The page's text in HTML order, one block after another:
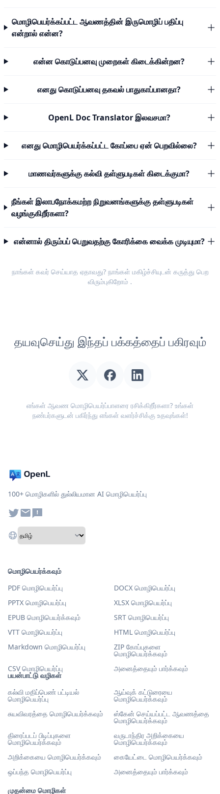
மொழிபெயர்க்கப்பட்ட ஆவணத்தின் இருமொழிப் பதிப்பு
என்றால் என்ன?
என்ன கொடுப்பனவு முறைகள் கிடைக்கின்றன?
எனது கொடுப்பனவு தகவல் பாதுகாப்பானதா?
OpenL Doc Translator இலவசமா?
எனது மொழிபெயர்க்கப்பட்ட கோப்பை ஏன் பெறவில்லை?
மாணவர்களுக்கு கல்வி தள்ளுபடிகள் கிடைக்குமா?
நீங்கள் இலாபநோக்கமற்ற நிறுவனங்களுக்கு தள்ளுபடிகள்
வழங்குகிறீர்களா?
என்னால் திரும்பப் பெறுவதற்கு கோரிக்கை வைக்க முடியுமா?
நாங்கள் கவர் செய்யாத ஏதாவது? நாங்கள் மகிழ்ச்சியுடன் கருத்து பெற
விரும்புகிறோம் .
தயவுசெய்து இந்தப் பக்கத்தைப் பகிரவும்
எங்கள் ஆவண மொழிபெயர்ப்பாளரை ரசிக்கிறீர்களா? உங்கள்
நண்பர்களுடன் பகிர்ந்து எங்கள் வளர்ச்சிக்கு உதவுங்கள்!
100+ மொழிகளில் துல்லியமான AI மொழிபெயர்ப்பு
பயன்பாட்டு வழிகள்
கல்வி மதிப்பெண் பட்டியல்
மொழிபெயர்ப்பு
ஆய்வுக் கட்டுரையை
மொழிபெயர்க்கவும்
சுயவிவரத்தை மொழிபெயர்க்கவும்
ஸ்கேன் செய்யப்பட்ட ஆவணத்தை
மொழிபெயர்க்கவும்
திரைப்படப் பிடிப்புகளை
மொழிபெயர்க்கவும்
வருடாந்திர அறிக்கையை
மொழிபெயர்க்கவும்
அறிக்கையை மொழிபெயர்க்கவும்
கையேட்டை மொழிபெயர்க்கவும்
ஒப்பந்த மொழிபெயர்ப்பு
அனைத்தையும் பார்க்கவும்
முதன்மை மொழிகள்
மொழிபெயர்க்கவும்
PDF மொழிபெயர்ப்பு
DOCX மொழிபெயர்ப்பு
PPTX மொழிபெயர்ப்பு
XLSX மொழிபெயர்ப்பு
EPUB மொழிபெயர்க்கவும்
SRT மொழிபெயர்ப்பு
VTT மொழிபெயர்ப்பு
HTML மொழிபெயர்ப்பு
Markdown மொழிபெயர்ப்பு
ZIP கோப்புகளை
மொழிபெயர்க்கவும்
CSV மொழிபெயர்ப்பு
அனைத்தையும் பார்க்கவும்